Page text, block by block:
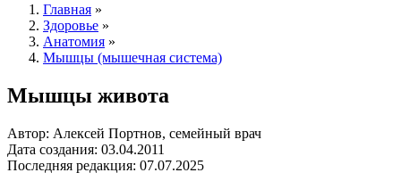
Главная »
Здоровье »
Анатомия »
Мышцы (мышечная система)
Мышцы живота
Автор: Алексей Портнов, семейный врач
Дата создания: 03.04.2011
Последняя редакция: 07.07.2025